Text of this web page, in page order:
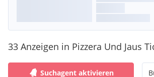
33 Anzeigen in Pizzera Und Jaus
Suchagent aktivieren